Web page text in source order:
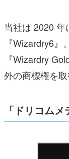
当社は 2020 年
『Wizardry6』
『Wizardry
外の商標権を取
「ドリコム